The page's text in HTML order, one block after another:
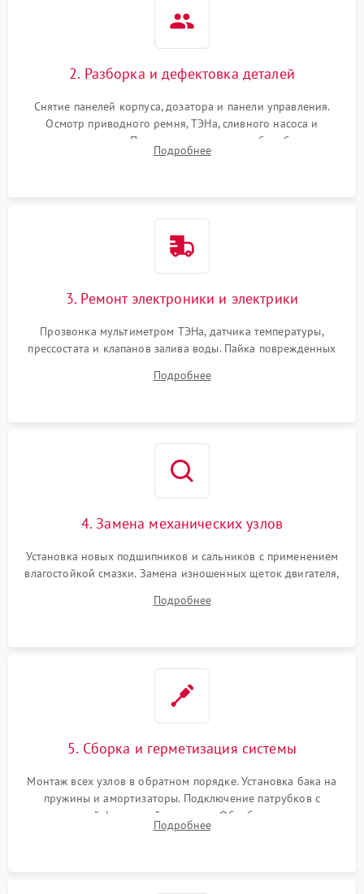
2. Разборка и дефектовка деталей
Снятие панелей корпуса, дозатора и панели управления.
Осмотр приводного ремня, ТЭНа, сливного насоса и
амортизаторов. Проверка подшипников барабана и
крестовины на износ, а манжеты люка на разрывы.
Подробнее
3. Ремонт электроники и электрики
Прозвонка мультиметром ТЭНа, датчика температуры,
прессостата и клапанов залива воды. Пайка поврежденных
Восстановление целостности проводки и контактов.
Подробнее
4. Замена механических узлов
Установка новых подшипников и сальников с применением
влагостойкой смазки. Замена изношенных щеток двигателя,
или поврежденной резиновой манжеты.
Подробнее
5. Сборка и герметизация системы
Монтаж всех узлов в обратном порядке. Установка бака на
пружины и амортизаторы. Подключение патрубков с
надежной фиксацией хомутами. Обработка стыков
герметиком для предотвращения возможных протечек воды.
Подробнее